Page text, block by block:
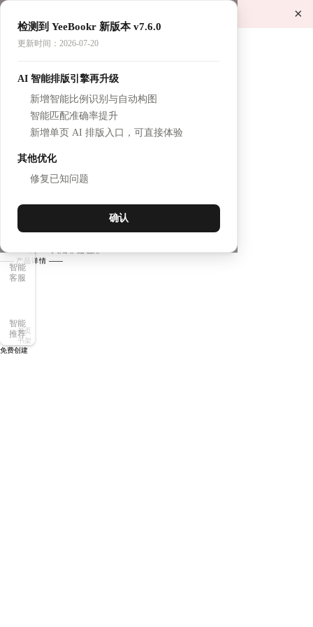
智能
客服
智能
推荐
检测到 YeeBookr 新版本 v7.6.0
更新时间：2026-07-20
AI 智能排版引擎再升级
新增智能比例识别与自动构图
智能匹配准确率提升
新增单页 AI 排版入口，可直接体验
其他优化
修复已知问题
确认
×
添加成功，在购物车等亲～
起
精装写真本（工作室）
尺寸：210×210（mm）
#日式文艺写真画册
#硬壳精装，艺术纸圆脊书衣，方册
#48页 - 120页，¥258 - ¥458
5-12个工作日，查看具体
—— 产品详情 ——
首页
书架
免费创建